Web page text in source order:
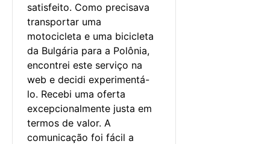
satisfeito. Como precisava
transportar uma
motocicleta e uma bicicleta
da Bulgária para a Polônia,
encontrei este serviço na
web e decidi experimentá-
lo. Recebi uma oferta
excepcionalmente justa em
termos de valor. A
comunicação foi fácil a